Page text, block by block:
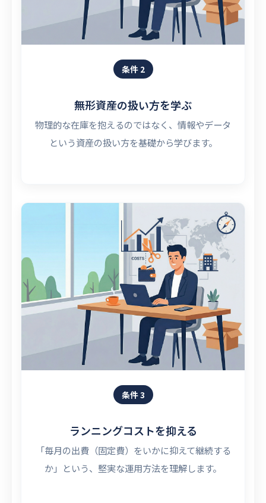
条件 2
無形資産の扱い方を学ぶ
物理的な在庫を抱えるのではなく、情報やデータ
という資産の扱い方を基礎から学びます。
条件 3
ランニングコストを抑える
「毎月の出費（固定費）をいかに抑えて継続する
か」という、堅実な運用方法を理解します。